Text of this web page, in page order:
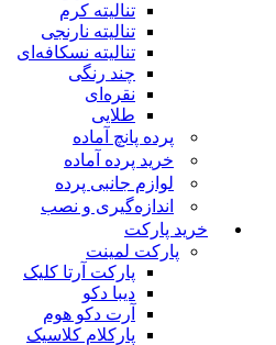
تنالیته کرم
تنالیته نارنجی
تنالیته نسکافه‌ای
چند رنگی
نقره‌ای
طلایی
پرده پانچ آماده
خرید پرده آماده
لوازم جانبی پرده
اندازه‌گیری و نصب
خرید پارکت
پارکت لمینت
پارکت آرتا کلیک
دیبا دکو
آرت دکو هوم
پارکلام کلاسیک